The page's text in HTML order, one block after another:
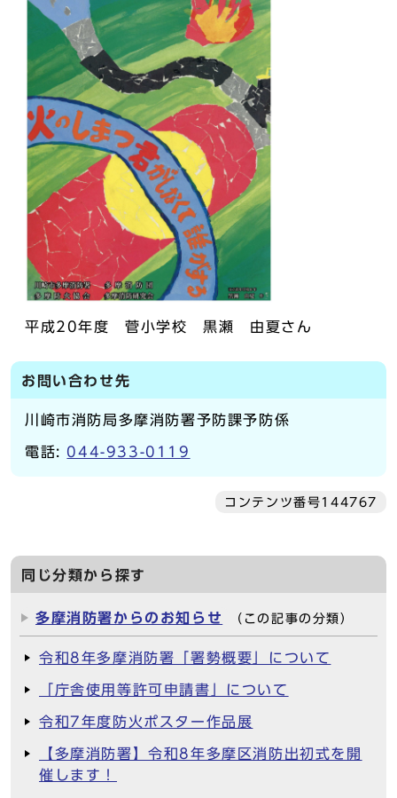
平成20年度 菅小学校 黒瀬 由夏さん
お問い合わせ先
川崎市消防局多摩消防署予防課予防係
電話: 044-933-0119
コンテンツ番号144767
同じ分類から探す
多摩消防署からのお知らせ （この記事の分類）
令和8年多摩消防署「署勢概要」について
「庁舎使用等許可申請書」について
令和7年度防火ポスター作品展
【多摩消防署】令和8年多摩区消防出初式を開
催します！